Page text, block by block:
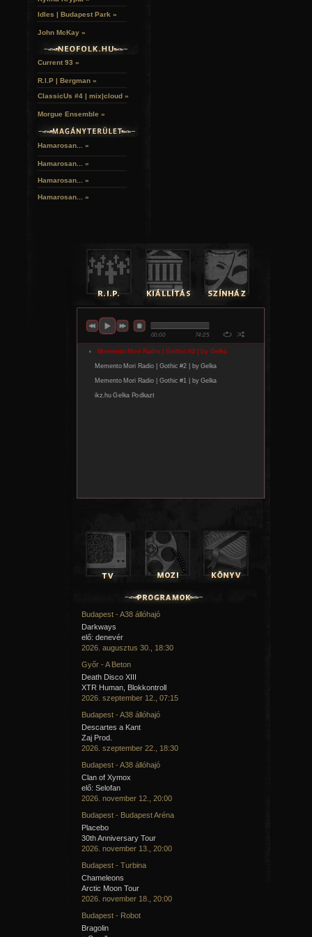
Idles | Budapest Park »
John McKay »
Current 93 »
R.I.P | Bergman »
ClassicUs #4 | mix|cloud »
Morgue Ensemble »
Hamarosan... »
Hamarosan... »
Hamarosan... »
Hamarosan... »
Budapest - A38 állóhajó
Darkways
elő: denevér
2026. augusztus 30., 18:30
Győr - A Beton
Death Disco XIII
XTR Human, Blokkontroll
2026. szeptember 12., 07:15
Budapest - A38 állóhajó
Descartes a Kant
Zaj Prod.
2026. szeptember 22., 18:30
Budapest - A38 állóhajó
Clan of Xymox
elő: Selofan
2026. november 12., 20:00
Budapest - Budapest Aréna
Placebo
30th Anniversary Tour
2026. november 13., 20:00
Budapest - Turbina
Chameleons
Arctic Moon Tour
2026. november 18., 20:00
Budapest - Robot
Bragolin